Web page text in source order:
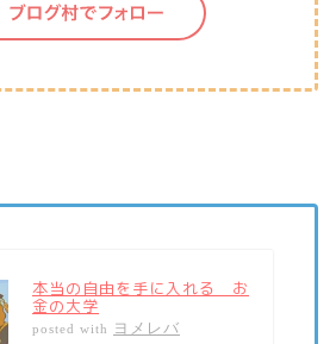
本当の自由を手に入れる お
金の大学
posted with ヨメレバ